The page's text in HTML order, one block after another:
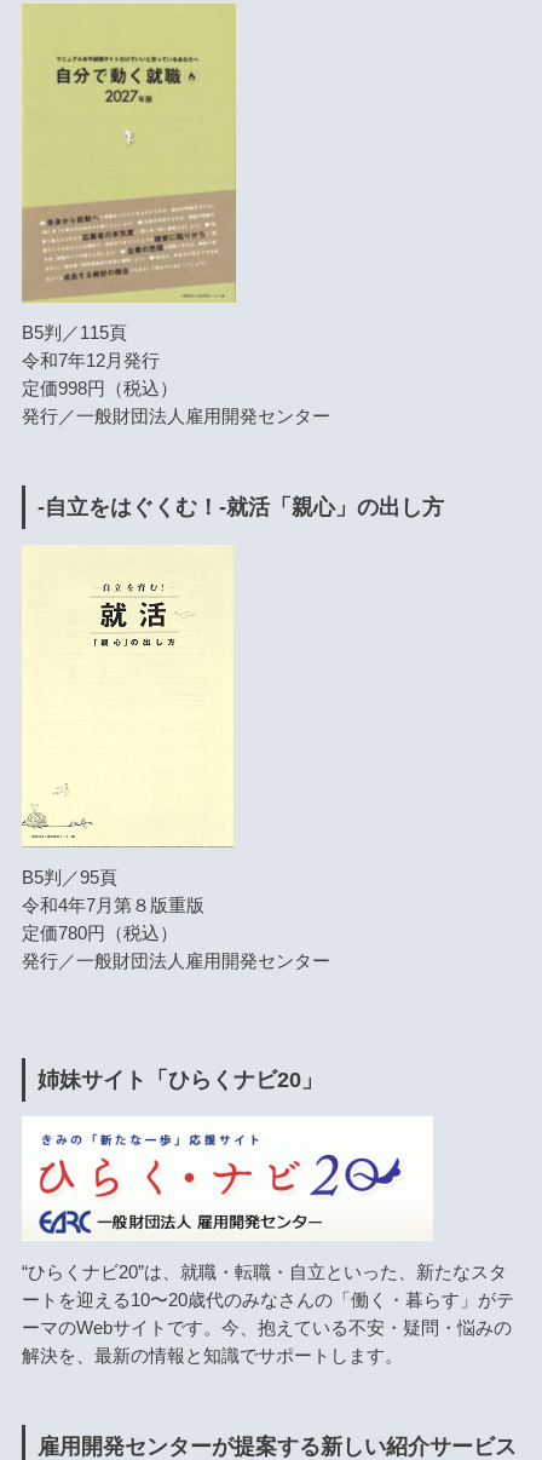
B5判／115頁
令和7年12月発行
定価998円（税込）
発行／一般財団法人雇用開発センター
-自立をはぐくむ！-就活「親心」の出し方
B5判／95頁
令和4年7月第８版重版
定価780円（税込）
発行／一般財団法人雇用開発センター
姉妹サイト「ひらくナビ20」
“ひらくナビ20”は、就職・転職・自立といった、新たなスタ
ートを迎える10〜20歳代のみなさんの「働く・暮らす」がテ
ーマのWebサイトです。今、抱えている不安・疑問・悩みの
解決を、最新の情報と知識でサポートします。
雇用開発センターが提案する新しい紹介サービス